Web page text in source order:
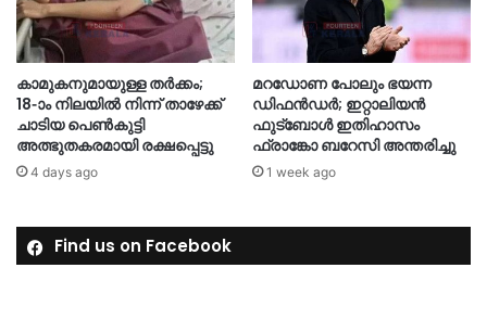
കാമുകനുമായുള്ള തർക്കം;
18-ാം നിലയിൽ നിന്ന് താഴേക്ക്
ചാടിയ പെൺകുട്ടി
അത്ഭുതകരമായി രക്ഷപ്പെട്ടു
4 days ago
മറഡോണ പോലും ഭയന്ന
ഡിഫൻഡർ; ഇറ്റാലിയൻ
ഫുട്ബോൾ ഇതിഹാസം
ഫ്രാങ്കോ ബറേസി അന്തരിച്ചു
1 week ago
Find us on Facebook